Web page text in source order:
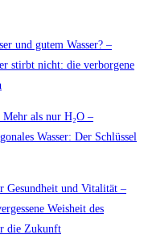
und gutem Wasser? –
stirbt nicht: die verborgene
Mehr als nur H₂O –
Wasser: Der Schlüssel
Gesundheit und Vitalität –
Weisheit des
die Zukunft